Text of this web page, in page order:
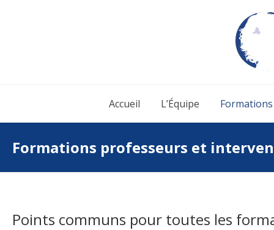
Accueil L’Équipe Formations
Formations professeurs et
Points communs pour toutes les